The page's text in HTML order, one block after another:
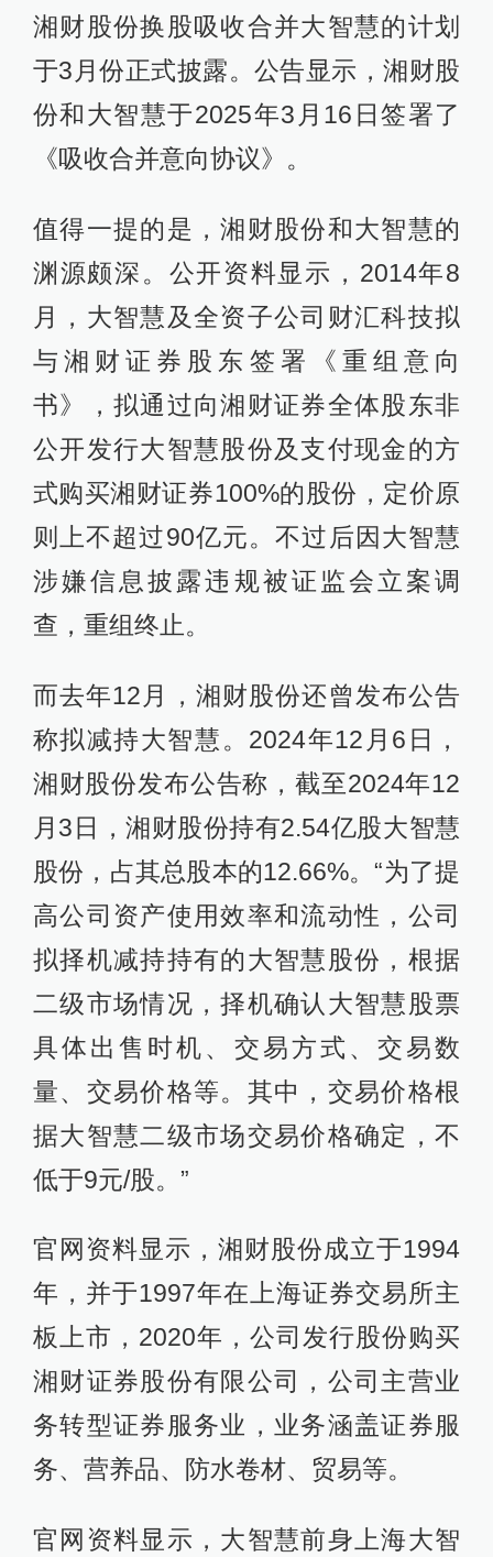
湘财股份换股吸收合并大智慧的计划
于3月份正式披露。公告显示，湘财股
份和大智慧于2025年3月16日签署了
《吸收合并意向协议》。
值得一提的是，湘财股份和大智慧的
渊源颇深。公开资料显示，2014年8
月，大智慧及全资子公司财汇科技拟
与湘财证券股东签署《重组意向
书》，拟通过向湘财证券全体股东非
公开发行大智慧股份及支付现金的方
式购买湘财证券100%的股份，定价原
则上不超过90亿元。不过后因大智慧
涉嫌信息披露违规被证监会立案调
查，重组终止。
而去年12月，湘财股份还曾发布公告
称拟减持大智慧。2024年12月6日，
湘财股份发布公告称，截至2024年12
月3日，湘财股份持有2.54亿股大智慧
股份，占其总股本的12.66%。“为了提
高公司资产使用效率和流动性，公司
拟择机减持持有的大智慧股份，根据
二级市场情况，择机确认大智慧股票
具体出售时机、交易方式、交易数
量、交易价格等。其中，交易价格根
据大智慧二级市场交易价格确定，不
低于9元/股。”
官网资料显示，湘财股份成立于1994
年，并于1997年在上海证券交易所主
板上市，2020年，公司发行股份购买
湘财证券股份有限公司，公司主营业
务转型证券服务业，业务涵盖证券服
务、营养品、防水卷材、贸易等。
官网资料显示，大智慧前身上海大智